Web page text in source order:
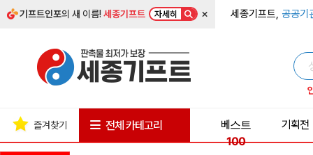
기프트인포의 새 이름!세종기프트 자세히 × 세종기프트, 공공기
즐겨찾기 전체 카테고리
베스트
100
기획전